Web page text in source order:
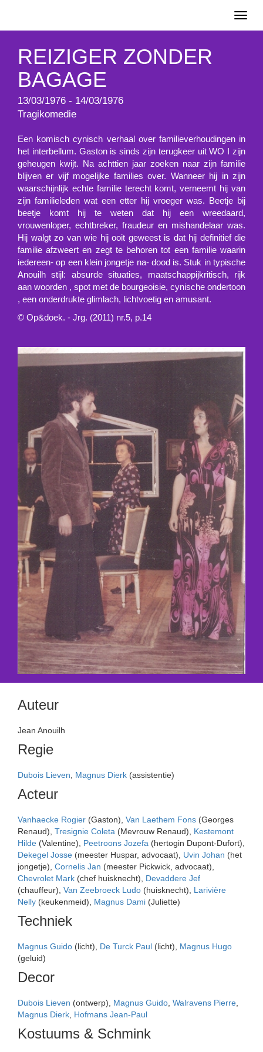
REIZIGER ZONDER
BAGAGE
13/03/1976 - 14/03/1976
Tragikomedie
Een komisch cynisch verhaal over familieverhoudingen in
het interbellum. Gaston is sinds zijn terugkeer uit WO I zijn
geheugen kwijt. Na achttien jaar zoeken naar zijn familie
blijven er vijf mogelijke families over. Wanneer hij in zijn
waarschijnlijk echte familie terecht komt, verneemt hij van
zijn familieleden wat een etter hij vroeger was. Beetje bij
beetje komt hij te weten dat hij een wreedaard,
vrouwenloper, echtbreker, fraudeur en mishandelaar was.
Hij walgt zo van wie hij ooit geweest is dat hij definitief die
familie afzweert en zegt te behoren tot een familie waarin
iedereen- op een klein jongetje na- dood is. Stuk in typische
Anouilh stijl: absurde situaties, maatschappijkritisch, rijk
aan woorden , spot met de bourgeoisie, cynische ondertoon
, een onderdrukte glimlach, lichtvoetig en amusant.
© Op&doek. - Jrg. (2011) nr.5, p.14
Auteur
Jean Anouilh
Regie
Dubois Lieven Magnus Dierk (assistentie)
Acteur
Vanhaecke Rogier (Gaston), Van Laethem Fons (Georges
Renaud), Tresignie Coleta (Mevrouw Renaud), Kestemont
Hilde (Valentine), Peetroons Jozefa (hertogin Dupont-Dufort),
Dekegel Josse (meester Huspar, advocaat), Uvin Johan (het
jongetje), Cornelis Jan (meester Pickwick, advocaat),
Chevrolet Mark (chef huisknecht), Devaddere Jef
(chauffeur), Van Zeebroeck Ludo (huisknecht), Larivière
Nelly (keukenmeid), Magnus Dami (Juliette)
Techniek
Magnus Guido (licht), De Turck Paul (licht), Magnus Hugo
(geluid)
Decor
Dubois Lieven (ontwerp), Magnus Guido Walravens Pierre
Magnus Dierk Hofmans Jean-Paul
Kostuums & Schmink